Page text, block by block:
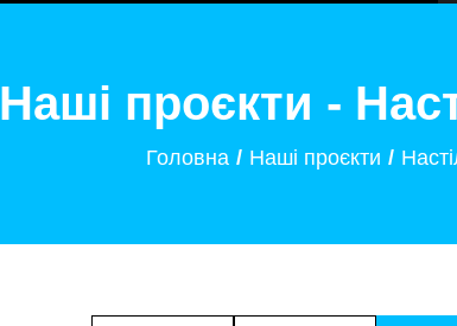
Наші проєкти -
Головна Наші проєкти